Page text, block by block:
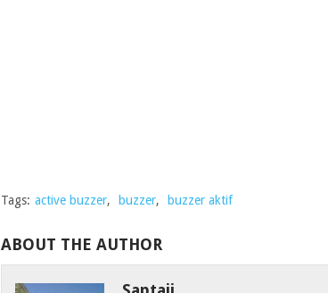
Tags: active buzzer, buzzer, buzzer aktif
ABOUT THE AUTHOR